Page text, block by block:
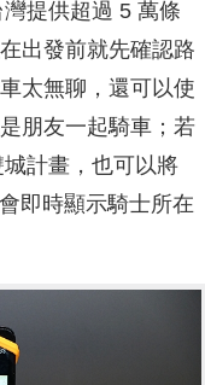
提供超過 5 萬條
出發前就先確認路
太無聊，還可以使
朋友一起騎車；若
計畫，也可以將
即時顯示騎士所在